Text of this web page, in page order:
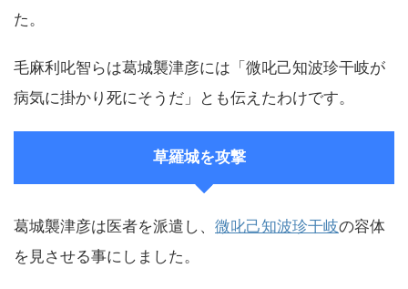
た。
毛麻利叱智らは葛城襲津彦には「微叱己知波珍干岐が
病気に掛かり死にそうだ」とも伝えたわけです。
草羅城を攻撃
葛城襲津彦は医者を派遣し、 微叱己知波珍干岐の容体
を見させる事にしました。